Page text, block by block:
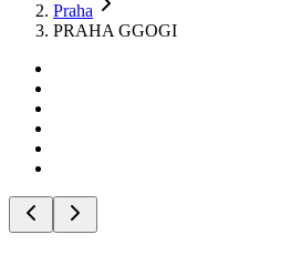
Praha
PRAHA GGOGI